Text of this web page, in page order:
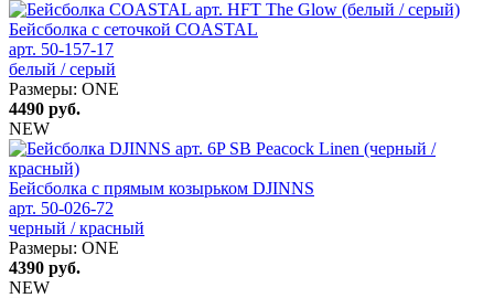
Бейсболка с сеточкой COASTAL
арт. 50-157-17
белый / серый
Размеры: ONE
4490 руб.
NEW
Бейсболка с прямым козырьком DJINNS
арт. 50-026-72
черный / красный
Размеры: ONE
4390 руб.
NEW